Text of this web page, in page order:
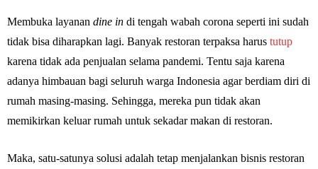
Membuka layanan dine in di tengah wabah corona seperti ini sudah
tidak bisa diharapkan lagi. Banyak restoran terpaksa harus tutup
karena tidak ada penjualan selama pandemi. Tentu saja karena
adanya himbauan bagi seluruh warga Indonesia agar berdiam diri di
rumah masing-masing. Sehingga, mereka pun tidak akan
memikirkan keluar rumah untuk sekadar makan di restoran.
Maka, satu-satunya solusi adalah tetap menjalankan bisnis restoran